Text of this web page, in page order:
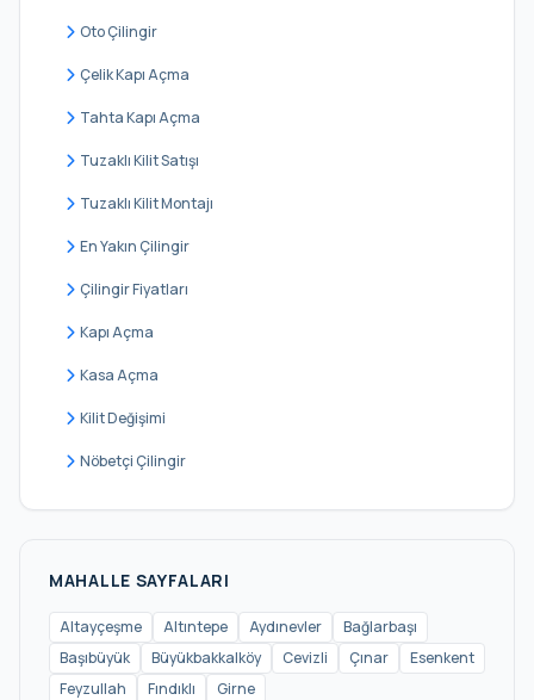
Oto Çilingir
Çelik Kapı Açma
Tahta Kapı Açma
Tuzaklı Kilit Satışı
Tuzaklı Kilit Montajı
En Yakın Çilingir
Çilingir Fiyatları
Kapı Açma
Kasa Açma
Kilit Değişimi
Nöbetçi Çilingir
MAHALLE SAYFALARI
Altayçeşme Altıntepe Aydınevler
Bağlarbaşı
Başıbüyük
Büyükbakkalköy Cevizli Çınar
Esenkent
Feyzullah
Fındıklı Girne